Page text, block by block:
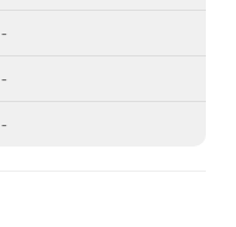
-
-
-